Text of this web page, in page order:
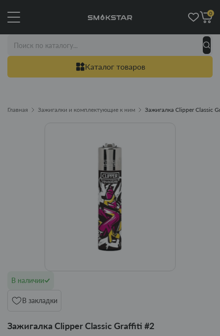
Каталог товаров
0
Главная Зажигалки и комплектующие к ним Зажигалка Clipper Classic
В наличии
В закладки
Зажигалка Clipper Classic Graffiti #2